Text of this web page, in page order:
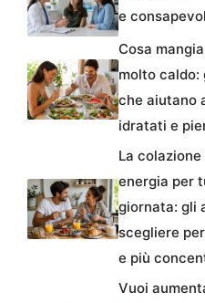
e
Cosa
molto caldo:
che aiutano
idratati e
La colazione
energia per
giornata: gli
scegliere
e più
Vuoi